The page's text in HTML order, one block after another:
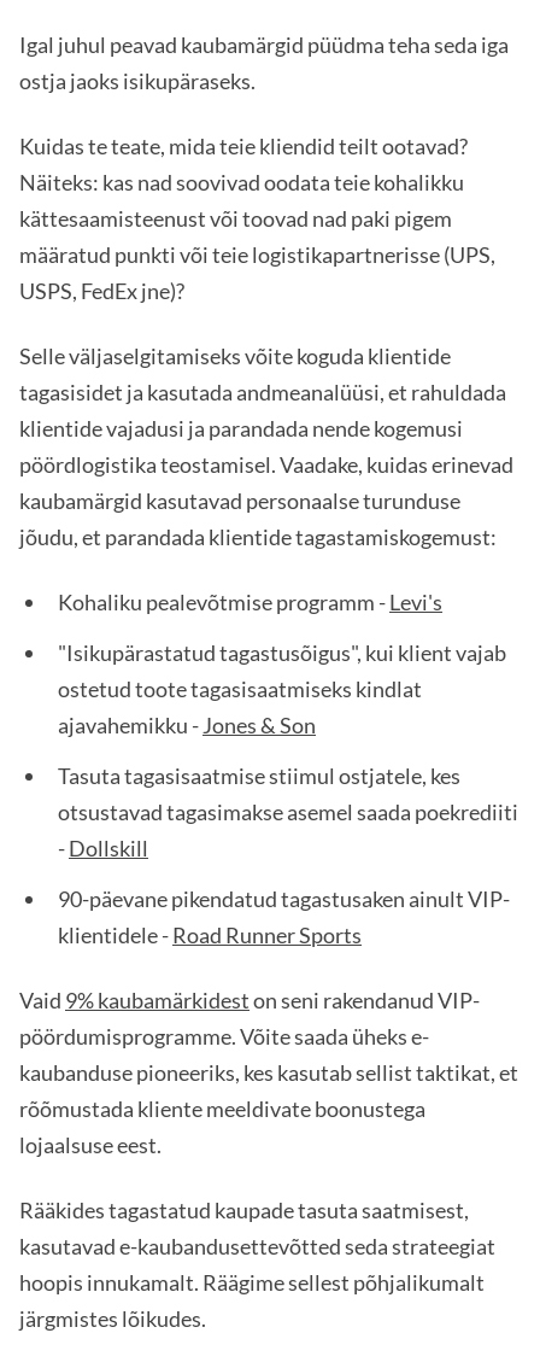
Igal juhul peavad kaubamärgid püüdma teha seda iga
ostja jaoks isikupäraseks.
Kuidas te teate, mida teie kliendid teilt ootavad?
Näiteks: kas nad soovivad oodata teie kohalikku
kättesaamisteenust või toovad nad paki pigem
määratud punkti või teie logistikapartnerisse (UPS,
USPS, FedEx jne)?
Selle väljaselgitamiseks võite koguda klientide
tagasisidet ja kasutada andmeanalüüsi, et rahuldada
klientide vajadusi ja parandada nende kogemusi
pöördlogistika teostamisel. Vaadake, kuidas erinevad
kaubamärgid kasutavad personaalse turunduse
jõudu, et parandada klientide tagastamiskogemust:
Kohaliku pealevõtmise programm -Levi's
"Isikupärastatud tagastusõigus", kui klient vajab
ostetud toote tagasisaatmiseks kindlat
ajavahemikku -Jones & Son
Tasuta tagasisaatmise stiimul ostjatele, kes
otsustavad tagasimakse asemel saada poekrediiti
-Dollskill
90-päevane pikendatud tagastusaken ainult VIP-
klientidele -Road Runner Sports
Vaid 9% kaubamärkideston seni rakendanud VIP-
pöördumisprogramme. Võite saada üheks e-
kaubanduse pioneeriks, kes kasutab sellist taktikat, et
rõõmustada kliente meeldivate boonustega
lojaalsuse eest.
Rääkides tagastatud kaupade tasuta saatmisest,
kasutavad e-kaubandusettevõtted seda strateegiat
hoopis innukamalt. Räägime sellest põhjalikumalt
järgmistes lõikudes.